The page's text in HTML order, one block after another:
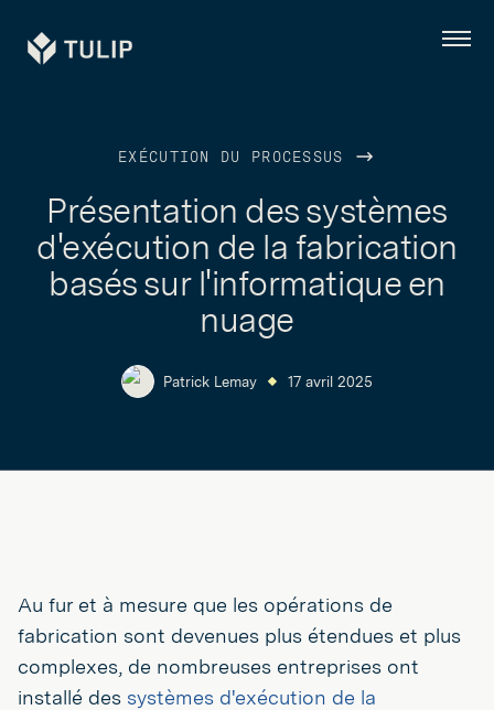
Tulip Menu
EXÉCUTION DU PROCESSUS
Présentation des systèmes
d'exécution de la fabrication
basés sur l'informatique en
nuage
Patrick Lemay 17 avril 2025
Au fur et à mesure que les opérations de
fabrication sont devenues plus étendues et plus
complexes, de nombreuses entreprises ont
installé des systèmes d'exécution de la